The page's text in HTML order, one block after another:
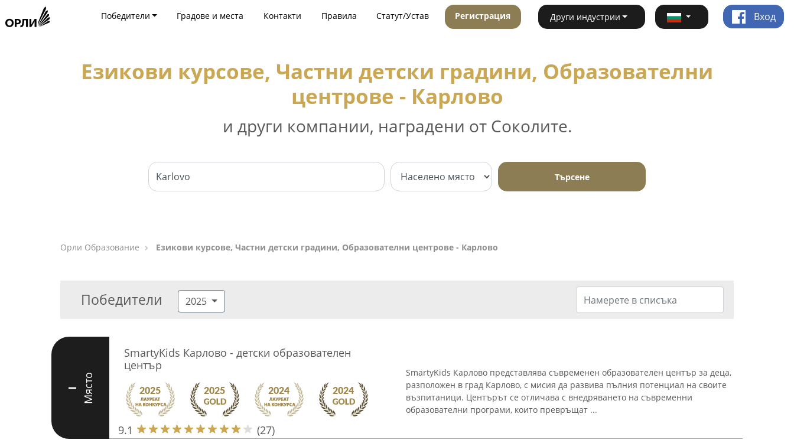
Победители Градове и места Контакти Правила Статут/Устав Регистрация Други индустрии Вход
Езикови курсове, Частни детски градини, Образователни
центрове - Карлово
и други компании, наградени от Соколите.
Търсене
Орли Образование Езикови курсове, Частни детски градини, Образователни центрове - Карлово
Победители 2025
I Място
SmartyKids Карлово - детски образователен
център
9.1 (27)
SmartyKids Карлово представлява съвременен образователен център за деца,
разположен в град Карлово, с мисия да развива пълния потенциал на своите
възпитаници. Центърът се отличава с внедряването на съвременни
образователни програми, които превръщат ...